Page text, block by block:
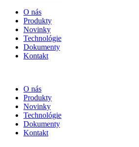
O nás
Produkty
Novinky
Technológie
Dokumenty
Kontakt
O nás
Produkty
Novinky
Technológie
Dokumenty
Kontakt